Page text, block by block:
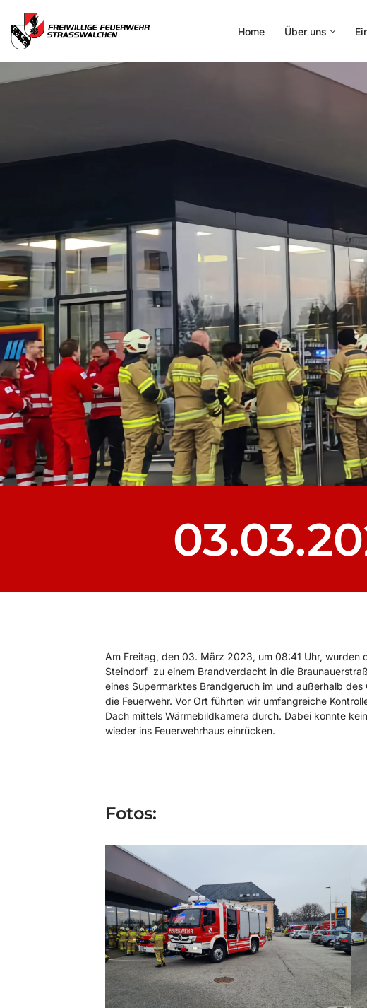
Zum
Inhalt
Home Über uns
Am Freitag, den 03. März 2023, um 08:41 Uhr,
Steindorf zu einem Brandverdacht in die
eines Supermarktes Brandgeruch im und außerhalb
die Feuerwehr. Vor Ort führten wir umfangreiche
Dach mittels Wärmebildkamera durch. Dabei konnte
wieder ins Feuerwehrhaus einrücken.
Fotos: